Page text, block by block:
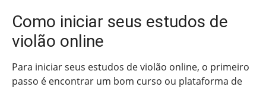
Como iniciar seus estudos de
violão online
Para iniciar seus estudos de violão online, o primeiro
passo é encontrar um bom curso ou plataforma de